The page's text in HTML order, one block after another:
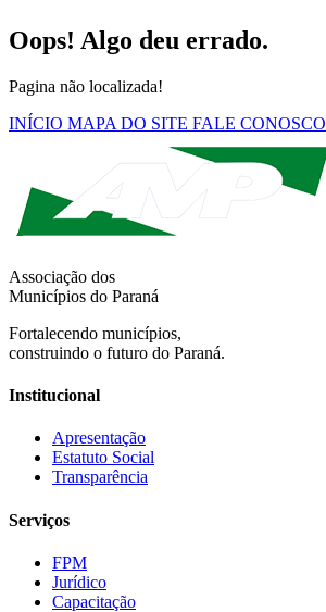
Oops! Algo deu errado.
Pagina não localizada!
INÍCIO MAPA DO SITE FALE CONOSCO
Associação dos
Municípios do Paraná
Fortalecendo municípios,
construindo o futuro do Paraná.
Institucional
Apresentação
Estatuto Social
Transparência
Serviços
FPM
Jurídico
Capacitação